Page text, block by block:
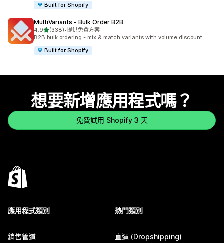
Built for Shopify
MultiVariants ‑ Bulk Order B2B
4.9滿分 5 顆星
(338)
共有 338 則評價
•提供免費方案
B2B bulk ordering - mix & match variants with volume discount
Built for Shopify
想要新增應用程式嗎？
免費試用 Shopify 3 天
應用程式類別
銷售管道
熱門類別
直運 (Dropshipping)